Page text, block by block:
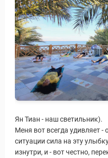
Ян Тиан - наш светильник).
Меня вот всегда удивляет -
ситуации сила на эту
изнутри, и - вот честно,